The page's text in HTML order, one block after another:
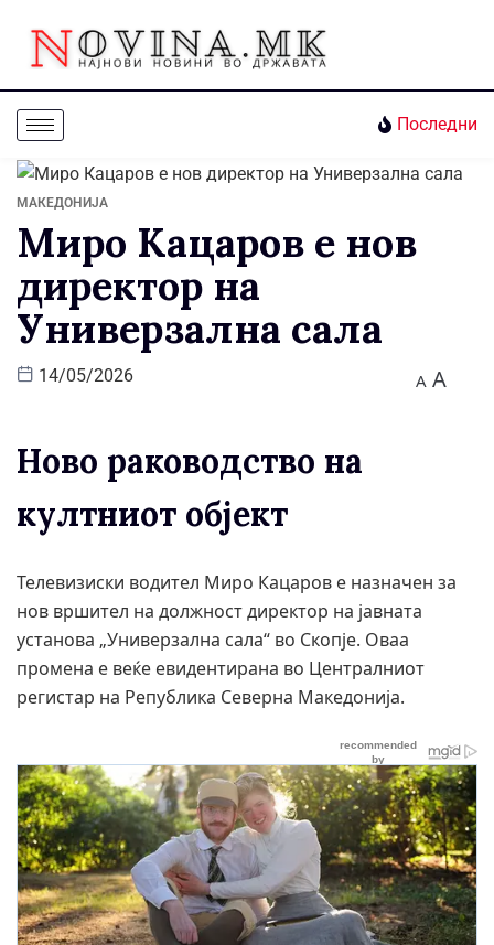
Последни
МАКЕДОНИЈА
Миро Кацаров е нов
директор на
Универзална сала
14/05/2026 A A
Ново раководство на
култниот објект
Телевизиски водител Миро Кацаров е назначен за
нов вршител на должност директор на јавната
установа „Универзална сала“ во Скопје. Оваа
промена е веќе евидентирана во Централниот
регистар на Република Северна Македонија.